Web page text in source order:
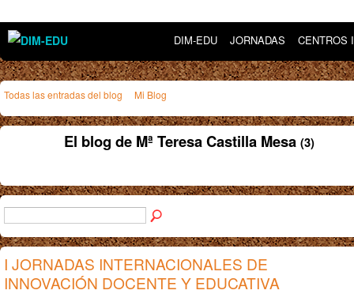
DIM-EDU JORNADAS CENTROS
Todas las entradas del blog Mi Blog
El blog de Mª Teresa Castilla Mesa (3)
I JORNADAS INTERNACIONALES DE
INNOVACIÓN DOCENTE Y EDUCATIVA